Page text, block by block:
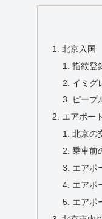
北京入国
指紋登
イミグ
ピープ
エアポー
北京の
乗車前
エアポ
エアポ
エアポ